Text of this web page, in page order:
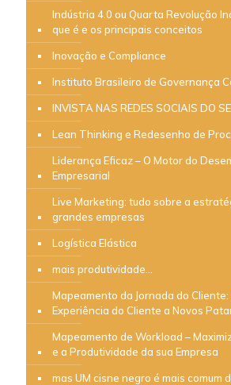
Indústria 4.0 ou Quarta Revolução
que é e os principais conceitos
Inovação e Compliance
Instituto Brasileiro de Governança
INVISTA NAS REDES SOCIAIS DO
Lean Thinking e Redesenho de
Liderança Eficaz – O Motor do
Empresarial
Live Marketing: tudo sobre a
grandes empresas
Logística Elástica
mais produtividade…
Mapeamento da Jornada do Cliente:
Experiência do Cliente a Novos
Mapeamento de Workload –
e a Produtividade da sua Empresa
mas UM cisne negro é mais comum